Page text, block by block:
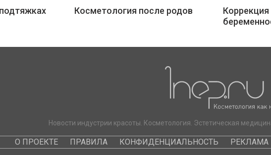
Косметология после родов
Новости индустрии красоты. Косметология. Эстетическая
О ПРОЕКТЕ ПРАВИЛА КОНФИДЕНЦИАЛЬНОСТЬ РЕКЛАМА